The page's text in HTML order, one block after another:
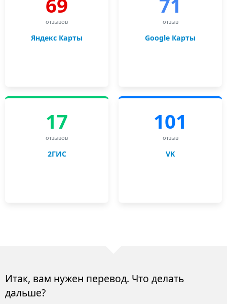
отзывов
Яндекс Карты
отзыв
Google Карты
17
отзывов
2ГИС
101
отзыв
VK
Итак, вам нужен перевод. Что делать
дальше?